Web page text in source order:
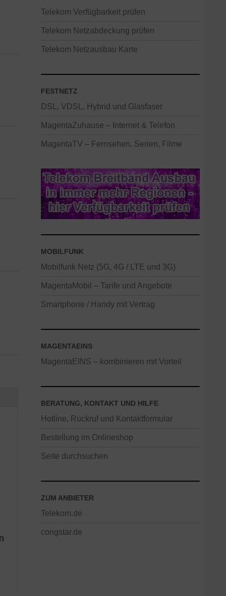
Telekom Verfügbarkeit prüfen
Telekom Netzabdeckung prüfen
Telekom Netzausbau Karte
FESTNETZ
DSL, VDSL, Hybrid und Glasfaser
MagentaZuhause – Internet & Telefon
MagentaTV – Fernsehen, Serien, Filme
MOBILFUNK
Mobilfunk Netz (5G, 4G / LTE und 3G)
MagentaMobil – Tarife und Angebote
Smartphone / Handy mit Vertrag
MAGENTAEINS
MagentaEINS – kombinieren mit Vorteil
BERATUNG, KONTAKT UND HILFE
Hotline, Rückruf und Kontaktformular
Bestellung im Onlineshop
Seite durchsuchen
ZUM ANBIETER
Telekom.de
congstar.de